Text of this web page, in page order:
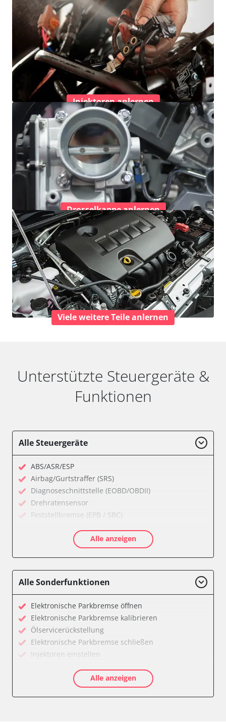
Injektoren anlernen
Drosselkappe anlernen
Viele weitere Teile anlernen
Unterstützte Steuergeräte &
Funktionen
Alle Steuergeräte
ABS/ASR/ESP
Airbag/Gurtstraffer (SRS)
Diagnoseschnittstelle (EOBD/OBDII)
Drehratensensor
Feststellbremse (EPB / SBC)
Informationsanzeige
Radio
Telefon-/Notruf-System
Wegfahrsperre
Zentralelektronik
Verfügbarkeit abhängig von Modell, Motorisierung, Ausstattung
Alle anzeigen
Alle Sonderfunktionen
Elektronische Parkbremse öffnen
Elektronische Parkbremse kalibrieren
Ölservicerückstellung
Elektronische Parkbremse schließen
Injektoren einstellen
Verfügbarkeit abhängig von Modell, Motorisierung, Ausstattung
Alle anzeigen